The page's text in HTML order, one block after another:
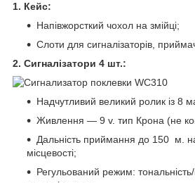
1. Кейс:
Напівжорсткий чохол на змійці;
Слоти для сигналізаторів,
2. Сигналізатори 4 шт.:
Надчутливий великий ролик із 8
Живлення — 9 v. тип Крона (не
Дальність приймання до 150 м. на
місцевості;
Регульований режим: тональність/